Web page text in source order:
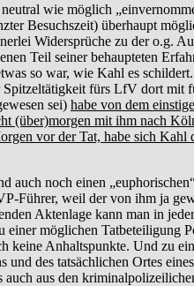
wie möglich
Besuchszeit) überhaupt
Widersprüche zu der o.g.
Teil seiner behaupteten
so war, wie Kahl es
fürs LfV dort
sei) habe von dem
(über)morgen mit ihm nach
vor der Tat, habe sich
noch einen
Führer, weil der von ihm ja
Aktenlage kann man in
möglichen
Anhaltspunkte. Und zu
des tatsächlichen Ortes
aus den